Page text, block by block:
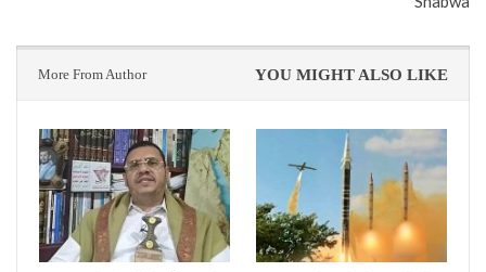
YOU MIGHT ALSO LIKE
More From Author